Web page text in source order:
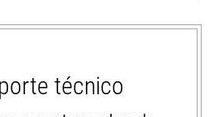
técnico